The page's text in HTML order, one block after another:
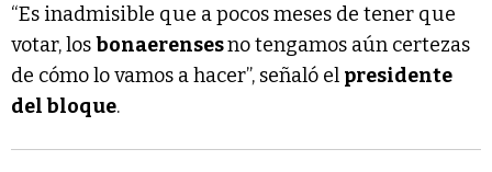
“Es inadmisible que a pocos meses de tener que
votar, losbonaerensesno tengamos aún certezas
de cómo lo vamos a hacer”, señaló el presidente
del bloque.